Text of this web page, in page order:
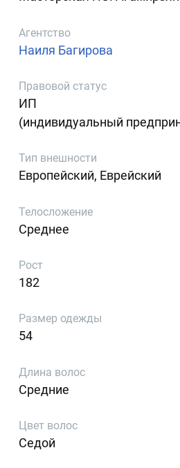
Агентство
Наиля Багирова
Правовой статус
ИП
(индивидуальный
Тип внешности
Европейский, Еврейский
Телосложение
Среднее
Рост
182
Размер одежды
54
Длина волос
Средние
Цвет волос
Седой